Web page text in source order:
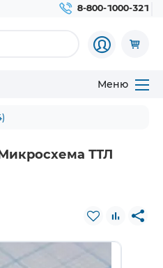
8-800-1000-321
Меню
ТТЛ